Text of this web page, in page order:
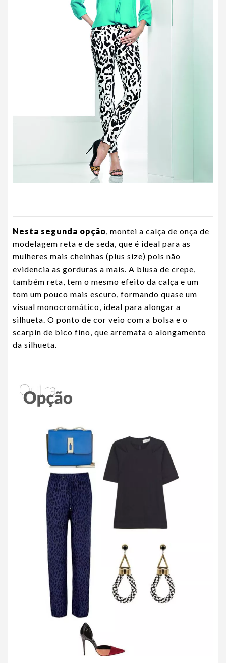
Nesta segunda opção , montei a calça de onça de
modelagem reta e de seda, que é ideal para as
mulheres mais cheinhas (plus size) pois não
evidencia as gorduras a mais. A blusa de crepe,
também reta, tem o mesmo efeito da calça e um
tom um pouco mais escuro, formando quase um
visual monocromático, ideal para alongar a
silhueta. O ponto de cor veio com a bolsa e o
scarpin de bico fino, que arremata o alongamento
da silhueta.